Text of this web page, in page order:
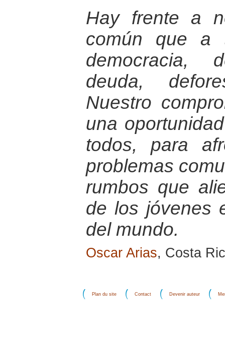
Hay frente a
común que a
democracia,
deuda,
Nuestro
una
todos, para
problemas
rumbos que
de los jóvenes
del mundo.
Oscar Arias, Costa
Plan du site Contact Devenir auteur